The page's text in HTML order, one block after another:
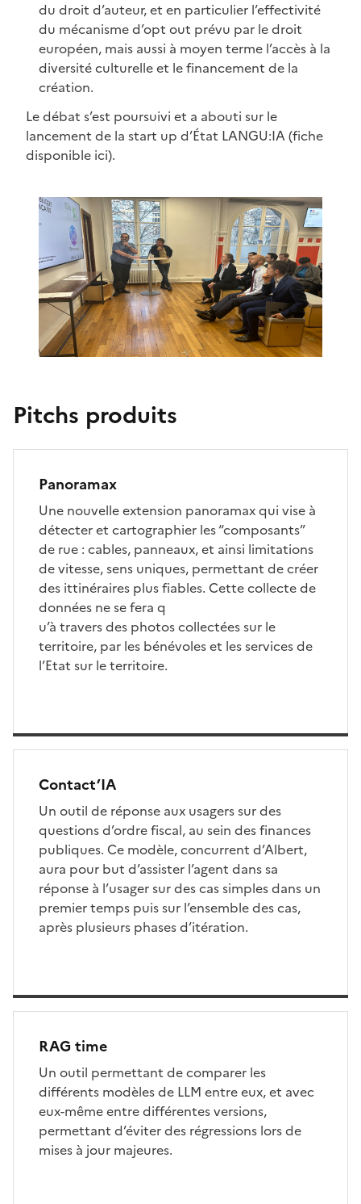
du droit d’auteur, et en particulier l’effectivité
du mécanisme d’opt out prévu par le droit
européen, mais aussi à moyen terme l’accès à la
diversité culturelle et le financement de la
création.
Le débat s’est poursuivi et a abouti sur le
lancement de la start up d’État LANGU:IA (fiche
disponible ici).
Pitchs produits
Panoramax
Une nouvelle extension panoramax qui vise à
détecter et cartographier les “composants”
de rue : cables, panneaux, et ainsi limitations
de vitesse, sens uniques, permettant de créer
des ittinéraires plus fiables. Cette collecte de
données ne se fera q
u’à travers des photos collectées sur le
territoire, par les bénévoles et les services de
l’Etat sur le territoire.
Contact’IA
Un outil de réponse aux usagers sur des
questions d’ordre fiscal, au sein des finances
publiques. Ce modèle, concurrent d’Albert,
aura pour but d’assister l’agent dans sa
réponse à l’usager sur des cas simples dans un
premier temps puis sur l’ensemble des cas,
après plusieurs phases d’itération.
RAG time
Un outil permettant de comparer les
différents modèles de LLM entre eux, et avec
eux-même entre différentes versions,
permettant d’éviter des régressions lors de
mises à jour majeures.